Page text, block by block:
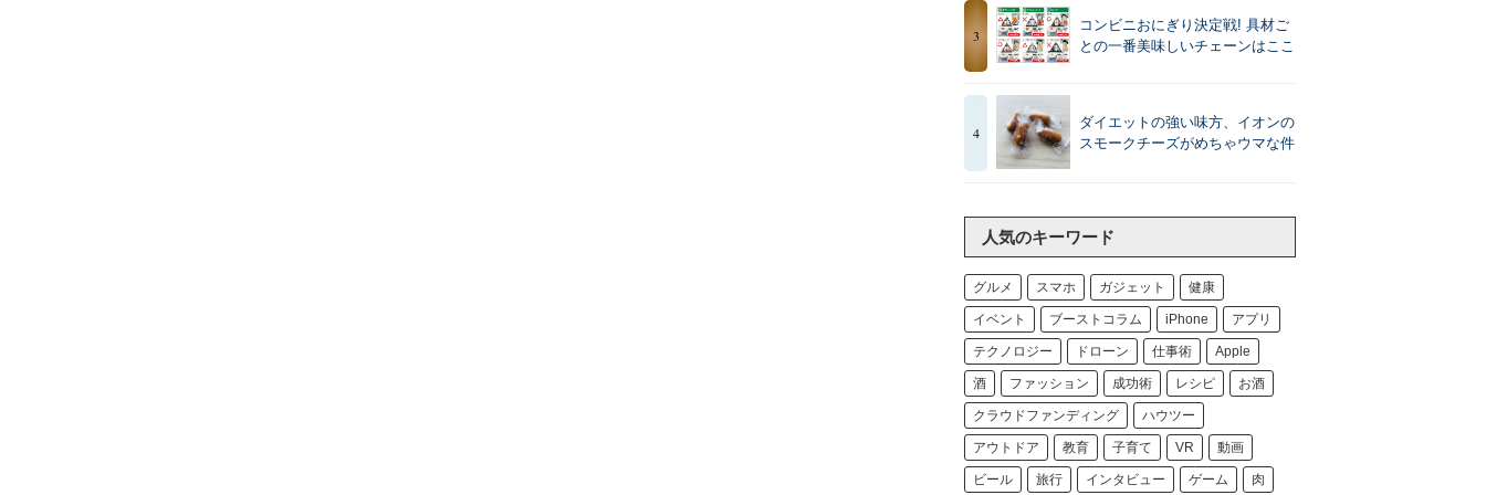
3
コンビニおにぎり決定戦! 具材ご
との一番美味しいチェーンはここ
4
ダイエットの強い味方、イオンの
スモークチーズがめちゃウマな件
人気のキーワード
グルメ スマホ ガジェット 健康
イベント ブーストコラム iPhone アプリ
テクノロジー ドローン 仕事術 Apple
酒 ファッション 成功術 レシピ お酒
クラウドファンディング ハウツー
アウトドア 教育 子育て VR 動画
ビール 旅行 インタビュー ゲーム 肉